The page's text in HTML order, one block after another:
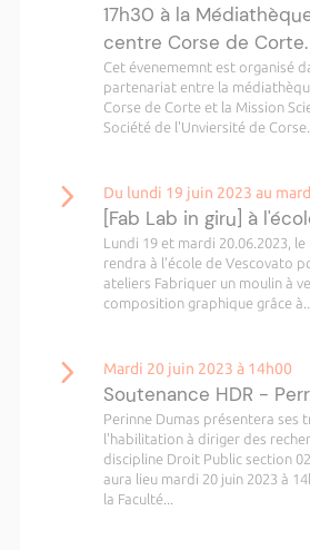
17h30 à la
centre Corse de Corte.
Cet évenememnt est organisé
partenariat entre la
Corse de Corte et la Mission
Société de l'Unviersité de Corse.
Du lundi 19 juin 2023 au
[Fab Lab in giru] à
Lundi 19 et mardi 20.06.2023, le
rendra à l'école de Vescovato
ateliers Fabriquer un moulin à
composition graphique grâce à...
Mardi 20 juin 2023 à 14h00
Soutenance HDR -
Perinne Dumas présentera ses
l'habilitation à diriger des
discipline Droit Public section
aura lieu mardi 20 juin 2023 à
la Faculté...